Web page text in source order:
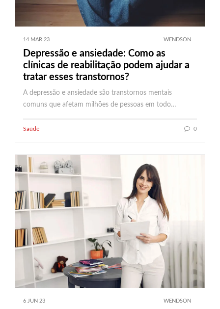
14 MAR 23 WENDSON
Depressão e ansiedade: Como as
clínicas de reabilitação podem ajudar a
tratar esses transtornos?
A depressão e ansiedade são transtornos mentais
comuns que afetam milhões de pessoas em todo…
Saúde 0
6 JUN 23 WENDSON